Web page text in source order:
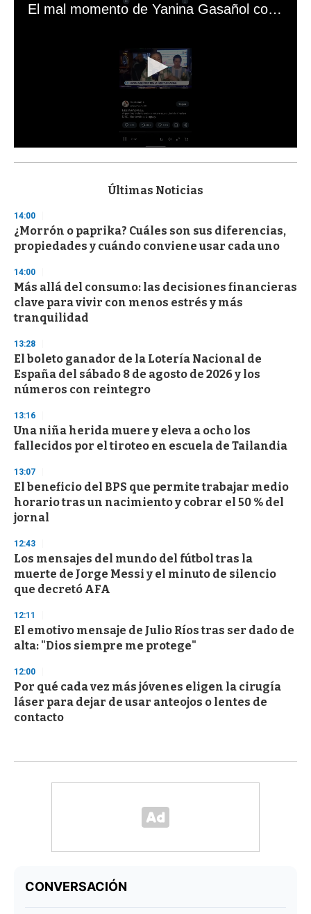
El mal momento de Yanina Gasañol con un hincha argentino en "Subrayado"
s
d
s
o
f
3
s
c
o
d
s
Últimas Noticias
14:00
¿Morrón o paprika? Cuáles son sus diferencias,
propiedades y cuándo conviene usar cada uno
14:00
Más allá del consumo: las decisiones financieras
clave para vivir con menos estrés y más
tranquilidad
13:28
El boleto ganador de la Lotería Nacional de
España del sábado 8 de agosto de 2026 y los
números con reintegro
13:16
Una niña herida muere y eleva a ocho los
fallecidos por el tiroteo en escuela de Tailandia
13:07
El beneficio del BPS que permite trabajar medio
horario tras un nacimiento y cobrar el 50 % del
jornal
12:43
Los mensajes del mundo del fútbol tras la
muerte de Jorge Messi y el minuto de silencio
que decretó AFA
12:11
El emotivo mensaje de Julio Ríos tras ser dado de
alta: "Dios siempre me protege"
12:00
Por qué cada vez más jóvenes eligen la cirugía
láser para dejar de usar anteojos o lentes de
contacto